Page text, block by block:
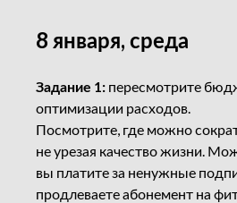
8 января, среда
Задание 1: пересмотрите
оптимизации расходов.
Посмотрите, где можно
не урезая качество жизни.
вы платите за ненужные
продлеваете абонемент на